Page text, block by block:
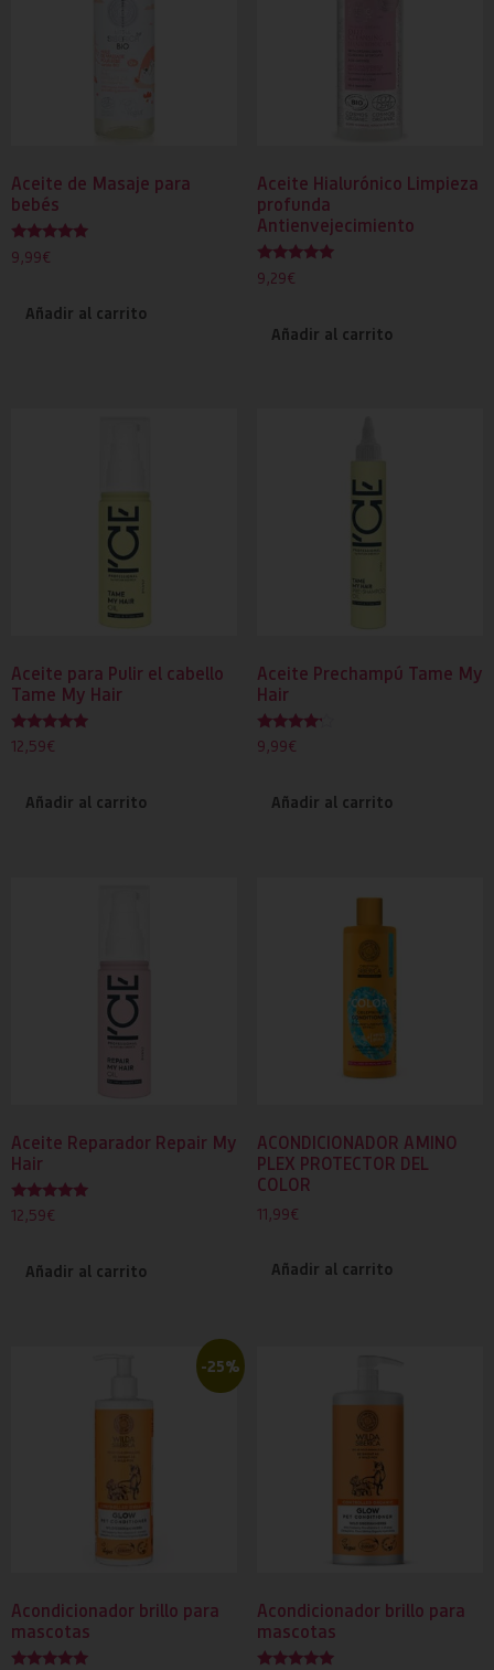
Aceite de Masaje para
bebés
Valorado
con
9,99€
Añadir al carrito
Aceite Hialurónico Limpieza
profunda
Antienvejecimiento
Valorado
con
9,29€
Añadir al carrito
Aceite para Pulir el cabello
Tame My Hair
Valorado
con
12,59€
Añadir al carrito
Aceite Prechampú Tame My
Hair
Valorado
con
9,99€
Añadir al carrito
Aceite Reparador Repair My
Hair
Valorado
con
12,59€
Añadir al carrito
ACONDICIONADOR AMINO
PLEX PROTECTOR DEL
COLOR
11,99€
Añadir al carrito
-25%
Acondicionador brillo para
mascotas
Acondicionador brillo para
mascotas